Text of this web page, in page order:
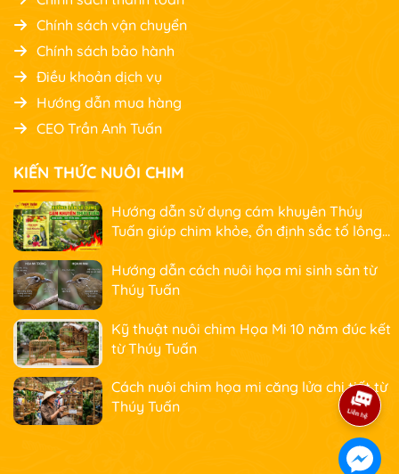
Chính sách vận chuyển
Chính sách bảo hành
Điều khoản dịch vụ
Hướng dẫn mua hàng
CEO Trần Anh Tuấn
KIẾN THỨC NUÔI CHIM
Hướng dẫn sử dụng cám khuyên Thúy
Tuấn giúp chim khỏe, ổn định sắc tố lông
Hướng dẫn cách nuôi họa mi sinh sản từ
Thúy Tuấn
Kỹ thuật nuôi chim Họa Mi 10 năm đúc kết
từ Thúy Tuấn
Cách nuôi chim họa mi căng lửa chi tiết từ
Thúy Tuấn